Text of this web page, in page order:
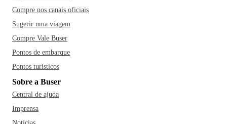
Compre nos canais oficiais
Sugerir uma viagem
Compre Vale Buser
Pontos de embarque
Pontos turísticos
Sobre a Buser
Central de ajuda
Imprensa